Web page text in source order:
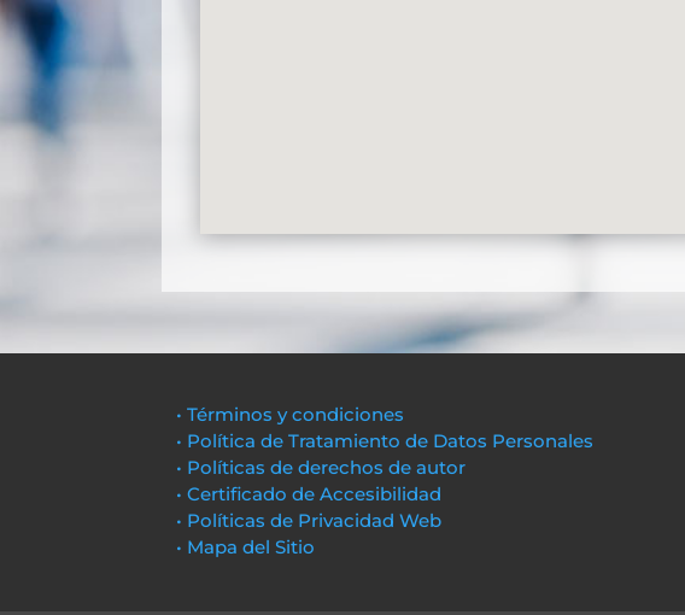
• Términos y condiciones
• Política de Tratamiento de Datos Personales
• Políticas de derechos de autor
• Certificado de Accesibilidad
• Políticas de Privacidad Web
• Mapa del Sitio